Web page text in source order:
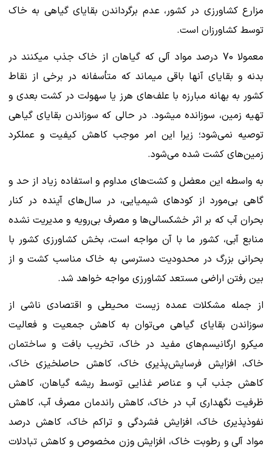
مزارع کشاورزی در کشور، عدم برگرداندن بقایای گیاهی به خاک
توسط کشاورزان است.
معمولا 70 درصد مواد آلی که گیاهان از خاک جذب می‎کنند در
بدنه و بقایای آنها باقی می‎ماند که متأسفانه در برخی از نقاط
کشور به بهانه مبارزه با علف‌های هرز یا سهولت در کشت بعدی و
تهیه زمین‎، سوزانده می‎شود. در حالی که سوزاندن بقایای گیاهی
توصیه نمی‌شود؛ زیرا این امر موجب کاهش کیفیت و عملکرد
زمین‌های کشت شده می‌شود.
به واسطه این معضل و کشت‌های مداوم و استفاده زیاد از حد و
گاهی بی‌مورد از کودهای شیمیایی، در سال‌های آینده در کنار
بحران آب‌ که بر اثر خشکسالی‌ها و مصرف بی‌رویه و مدیریت نشده
منابع آبی، کشور ما با آن مواجه است، بخش کشاورزی کشور با
بحرانی بزرگ در محدودیت دسترسی به خاک مناسب کشت و از
بین رفتن اراضی مستعد کشاورزی مواجه خواهد شد.
از جمله مشکلات عمده زیست محیطی و اقتصادی ناشی از
سوزاندن بقایای گیاهی می‌توان به کاهش جمعیت و فعالیت
میکرو ارگانیسم‌های مفید در خاک، تخریب بافت و ساختمان
خاک، افزایش فرسایش‌پذیری خاک، کاهش حاصلخیزی خاک،
کاهش جذب آب و عناصر غذایی توسط ریشه‌ گیاهان، کاهش
ظرفیت نگهداری آب در خاک، کاهش راندمان مصرف آب، کاهش
نفوذپذیری خاک، افزایش فشردگی و تراکم خاک، کاهش درصد
مواد آلی و رطوبت خاک، افزایش وزن مخصوص و کاهش تبادلات